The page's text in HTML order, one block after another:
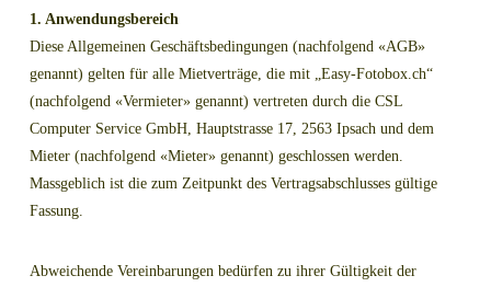
1. Anwendungsbereich
Diese Allgemeinen Geschäftsbedingungen (nachfolgend «AGB»
genannt) gelten für alle Mietverträge, die mit „Easy-Fotobox.ch“
(nachfolgend «Vermieter» genannt) vertreten durch die CSL
Computer Service GmbH, Hauptstrasse 17, 2563 Ipsach und dem
Mieter (nachfolgend «Mieter» genannt) geschlossen werden.
Massgeblich ist die zum Zeitpunkt des Vertragsabschlusses gültige
Fassung.
Abweichende Vereinbarungen bedürfen zu ihrer Gültigkeit der